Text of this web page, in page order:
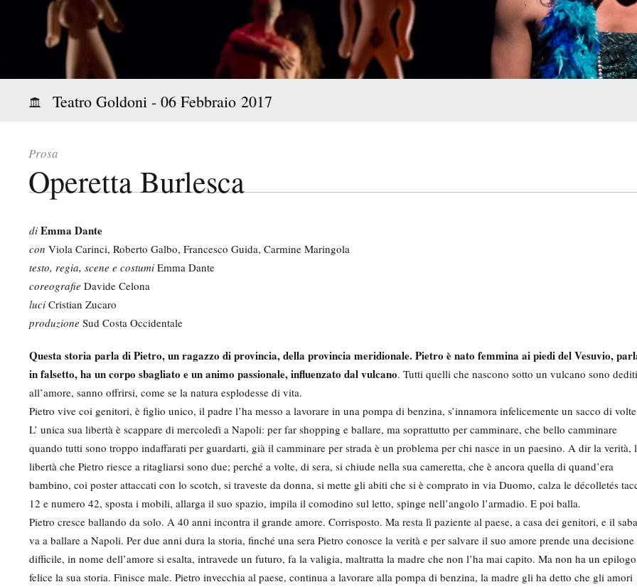
Teatro Goldoni - 06 Febbraio 2017
Prosa
Operetta Burlesca
di Emma Dante
con Viola Carinci, Roberto Galbo, Francesco Guida, Carmine Maringola
testo, regia, scene e costumi Emma Dante
coreografie Davide Celona
luci Cristian Zucaro
produzione Sud Costa Occidentale
Questa storia parla di Pietro, un ragazzo di provincia, della provincia meridionale. Pietro è nato femmina ai piedi del Vesuvio,
in falsetto, ha un corpo sbagliato e un animo passionale, influenzato dal vulcano. Tutti quelli che nascono sotto un vulcano sono dediti
all’amore, sanno offrirsi, come se la natura esplodesse di vita.
Pietro vive coi genitori, è figlio unico, il padre l’ha messo a lavorare in una pompa di benzina, s’innamora infelicemente un sacco di
L’ unica sua libertà è scappare di mercoledì a Napoli: per far shopping e ballare, ma soprattutto per camminare, che bello camminare
quando tutti sono troppo indaffarati per guardarti, già il camminare per strada è un problema per chi nasce in un paesino. A dir la verità,
libertà che Pietro riesce a ritagliarsi sono due; perché a volte, di sera, si chiude nella sua cameretta, che è ancora quella di quand’era
bambino, coi poster attaccati con lo scotch, si traveste da donna, si mette gli abiti che si è comprato in via Duomo, calza le décolletés
12 e numero 42, sposta i mobili, allarga il suo spazio, impila il comodino sul letto, spinge nell’angolo l’armadio. E poi balla.
Pietro cresce ballando da solo. A 40 anni incontra il grande amore. Corrisposto. Ma resta lì paziente al paese, a casa dei genitori, e il
va a ballare a Napoli. Per due anni dura la storia, finché una sera Pietro conosce la verità e per salvare il suo amore prende una decisione
difficile, in nome dell’amore si esalta, intravede un futuro, fa la valigia, maltratta la madre che non l’ha mai capito. Ma non ha un epilogo
felice la sua storia. Finisce male. Pietro invecchia al paese, continua a lavorare alla pompa di benzina, la madre gli ha detto che gli amori